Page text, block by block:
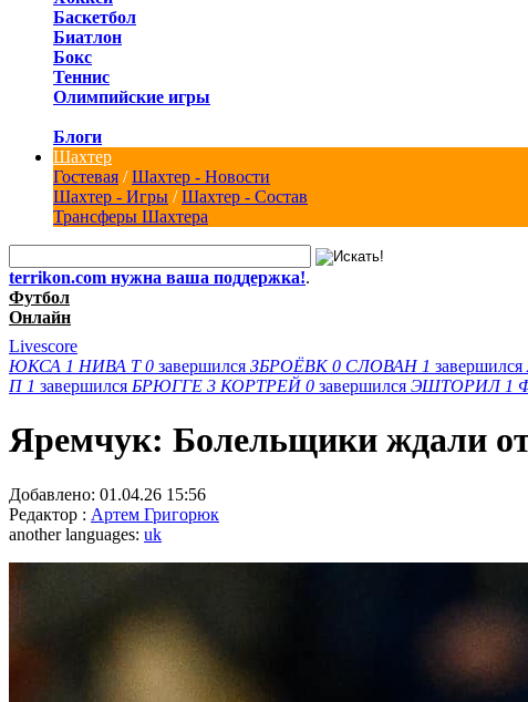
Баскетбол
Биатлон
Бокс
Теннис
Олимпийские игры
Блоги
Шахтер
Гостевая /Шахтер - Новости
Шахтер - Игры /Шахтер - Состав
Трансферы Шахтера
terrikon.com нужна ваша поддержка!.
Футбол
Онлайн
Livescore
ЮКСА 1 НИВА Т 0 завершился ЗБРОЁВК 0 СЛОВАН 1 завершился
П 1 завершился БРЮГГЕ 3 КОРТРЕЙ 0 завершился ЭШТОРИЛ 1
Яремчук: Болельщики ждали
Добавлено: 01.04.26 15:56
Редактор : Артем Григорюк
another languages: uk